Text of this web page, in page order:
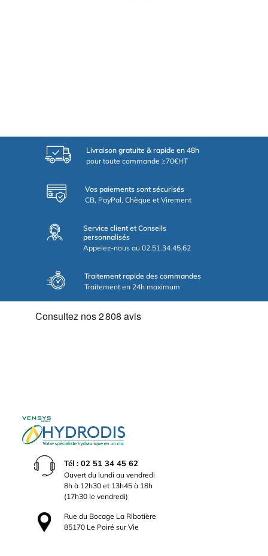
Livraison gratuite & rapide en 48h
pour toute commande ≥70€HT
Vos paiements sont sécurisés
CB, PayPal, Chèque et Virement
Service client et Conseils
personnalisés
Appelez-nous au 02.51.34.45.62
Traitement rapide des commandes
Traitement en 24h maximum
Tél : 02 51 34 45 62
Ouvert du lundi au vendredi
8h à 12h30 et 13h45 à 18h
(17h30 le vendredi)
Rue du Bocage La Ribotière
85170 Le Poiré sur Vie